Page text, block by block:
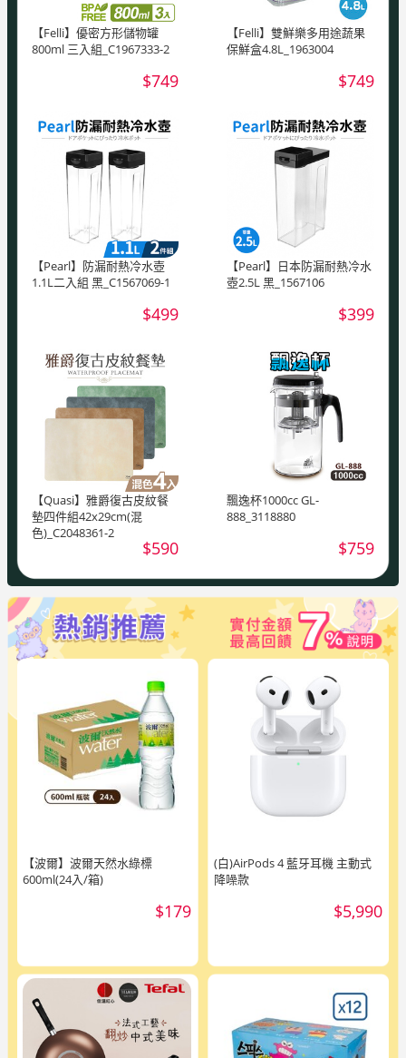
【Felli】優密方形儲物罐
800ml 三入組_C1967333-2
$749
【Felli】雙鮮樂多用途蔬果
保鮮盒4.8L_1963004
$749
【Pearl】防漏耐熱冷水壺
1.1L二入組 黑_C1567069-1
$499
【Pearl】日本防漏耐熱冷水
壺2.5L 黑_1567106
$399
【Quasi】雅爵復古皮紋餐
墊四件組42x29cm(混
色)_C2048361-2
$590
飄逸杯1000cc GL-
888_3118880
$759
【波爾】波爾天然水綠標
600ml(24入/箱)
$179
(白)AirPods 4 藍牙耳機 主動式
降噪款
$5,990